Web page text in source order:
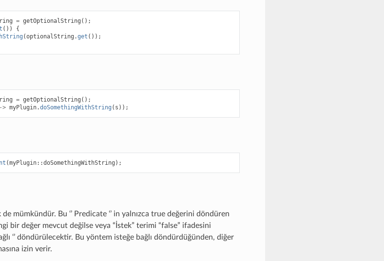
= getOptionalString ();
())
{
(optionalString .get ());
= getOptionalString ();
-> myPlugin.doSomethingWithString ( s ));
(myPlugin::doSomethingWithString );
mümkündür. Bu ‘’ Predicate ‘’ in yalnızca true değerini döndüren
bir değer mevcut değilse veya “İstek” terimi “false” ifadesini
‘’ döndürülecektir. Bu yöntem isteğe bağlı döndürdüğünden, diğer
izin verir.